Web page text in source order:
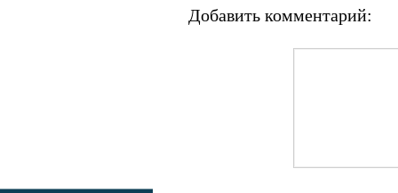
Добавить комментарий: